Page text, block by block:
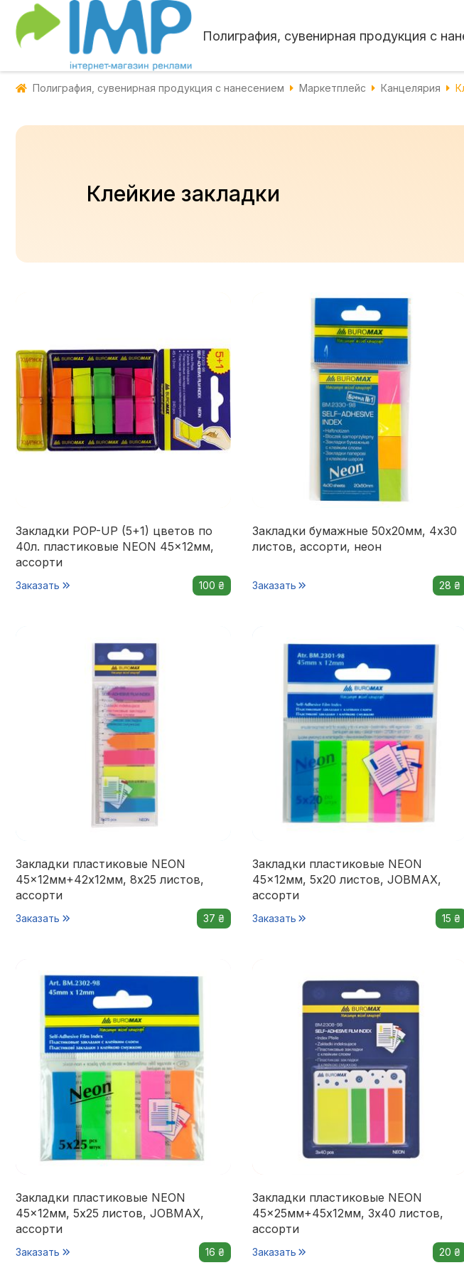
Полиграфия, сувенирная продукция с
Полиграфия, сувенирная продукция с нанесением Маркетплейс Канцелярия
Клейкие закладки
Закладки POP-UP (5+1) цветов по
40л. пластиковые NEON 45x12мм,
ассорти
Заказать 100 ₴
Закладки бумажные 50x20мм, 4х30
листов, ассорти, неон
Заказать 28 ₴
Закладки пластиковые NEON
45x12мм+42x12мм, 8х25 листов,
ассорти
Заказать 37 ₴
Закладки пластиковые NEON
45x12мм, 5х20 листов, JOBMAX,
ассорти
Заказать 15 ₴
Закладки пластиковые NEON
45x12мм, 5х25 листов, JOBMAX,
ассорти
Заказать 16 ₴
Закладки пластиковые NEON
45x25мм+45x12мм, 3х40 листов,
ассорти
Заказать 20 ₴